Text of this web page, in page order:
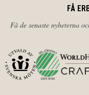
FÅ
Få de senaste nyheterna